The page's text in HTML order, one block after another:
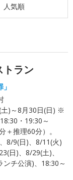
人気順
ラン
)～8月30日(日) ※
・19:30～
＋推理60分）。
8/9(日)、8/11(火)
日)、8/29(土)、
チ公演)、18:30～